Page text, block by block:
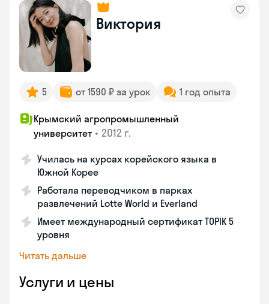
Виктория
5 от 1590 ₽ за урок 1 год опыта
Крымский агропромышленный
университет • 2012 г.
Училась на курсах корейского языка в
Южной Корее
Работала переводчиком в парках
развлечений Lotte World и Everland
Имеет международный сертификат TOPIK 5
уровня
Читать дальше
Услуги и цены